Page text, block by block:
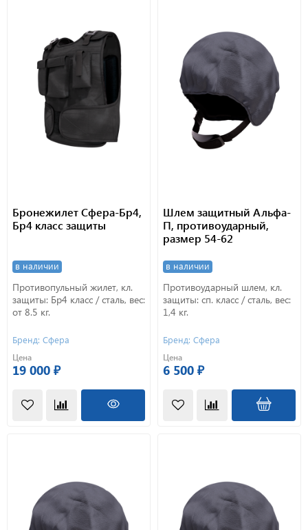
Бронежилет Сфера-Бр4,
Бр4 класс защиты
в наличии
Противопульный жилет, кл.
защиты: Бр4 класс / сталь, вес:
от 8.5 кг.
Бренд: Сфера
Цена
19 000 ₽
Шлем защитный Альфа-
П, противоударный,
размер 54-62
в наличии
Противоударный шлем, кл.
защиты: сп. класс / сталь, вес:
1,4 кг.
Бренд: Сфера
Цена
6 500 ₽